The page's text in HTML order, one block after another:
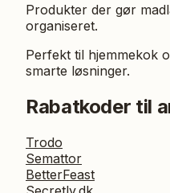
Produkter der gør
organiseret.
Perfekt til hjemmekok
smarte løsninger.
Rabatkoder til
Trodo
Semattor
BetterFeast